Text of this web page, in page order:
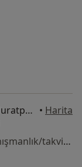
Varlık Mah. Kazım Karabekir Cad, Muratpaşa • Harita
Bu uzman ilgili adres için online danışmanlık/takvim sunmuyor.